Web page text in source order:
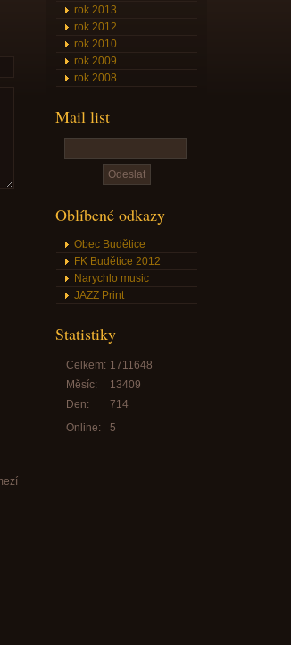
rok 2013
rok 2012
rok 2010
rok 2009
rok 2008
Mail list
Oblíbené odkazy
Obec Budětice
FK Budětice 2012
Narychlo music
JAZZ Print
Statistiky
Online: 5
Celkem: 1711648
Měsíc:
13409
Den:
714